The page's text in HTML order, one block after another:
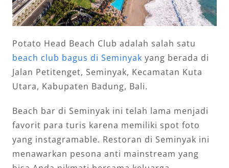
Potato Head Beach Club adalah salah satu
beach club bagus di Seminyak yang berada di
Jalan Petitenget, Seminyak, Kecamatan Kuta
Utara, Kabupaten Badung, Bali.
Beach bar di Seminyak ini telah lama menjadi
favorit para turis karena memiliki spot foto
yang instagramable. Restoran di Seminyak ini
menawarkan pesona anti mainstream yang